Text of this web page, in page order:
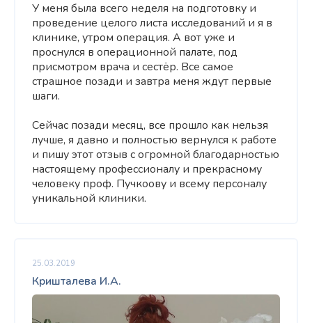
У меня была всего неделя на подготовку и
проведение целого листа исследований и я в
клинике, утром операция. А вот уже и
проснулся в операционной палате, под
присмотром врача и сестёр. Все самое
страшное позади и завтра меня ждут первые
шаги.
Сейчас позади месяц, все прошло как нельзя
лучше, я давно и полностью вернулся к работе
и пишу этот отзыв с огромной благодарностью
настоящему профессионалу и прекрасному
человеку проф. Пучкоову и всему персоналу
уникальной клиники.
25.03.2019
Кришталева И.А.